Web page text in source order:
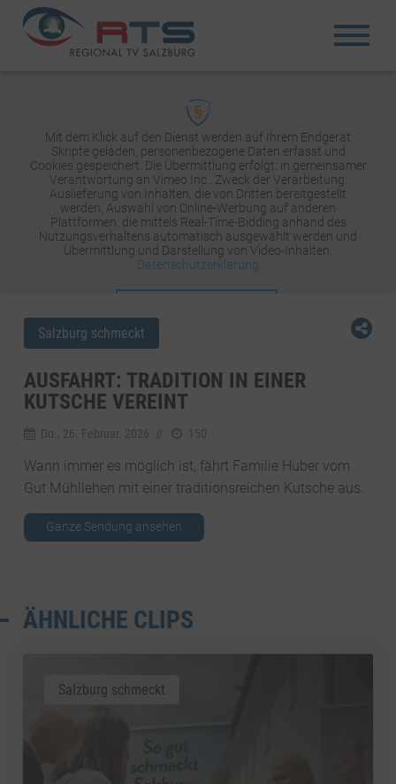
Mit dem Klick auf den Dienst werden auf Ihrem Endgerät
Skripte geladen, personenbezogene Daten erfasst und
Cookies gespeichert. Die Übermittlung erfolgt: in gemeinsamer
Verantwortung an Vimeo Inc.. Zweck der Verarbeitung:
Auslieferung von Inhalten, die von Dritten bereitgestellt
werden, Auswahl von Online-Werbung auf anderen
Plattformen, die mittels Real-Time-Bidding anhand des
Nutzungsverhaltens automatisch ausgewählt werden und
Übermittlung und Darstellung von Video-Inhalten.
Datenschutzerklärung
Salzburg schmeckt
AUSFAHRT: TRADITION IN EINER
KUTSCHE VEREINT
Do., 26. Februar. 2026 150
Wann immer es möglich ist, fährt Familie Huber vom
Gut Mühllehen mit einer traditionsreichen Kutsche aus.
Ganze Sendung ansehen
ÄHNLICHE CLIPS
Salzburg schmeckt